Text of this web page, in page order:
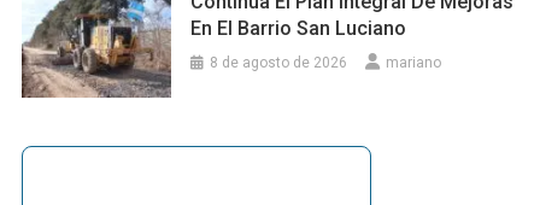
En El Barrio San Luciano
8 de agosto de 2026 mariano